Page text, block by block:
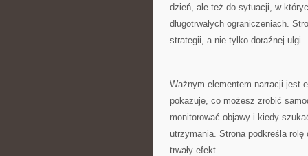
dzień, ale też do sytuacji, w
długotrwałych ograniczeniach.
strategii, a nie tylko doraźnej ulgi.
Ważnym elementem narracji jest
pokazuje, co możesz zrobić
monitorować objawy i kiedy
utrzymania. Strona podkreśla rolę
trwały efekt.